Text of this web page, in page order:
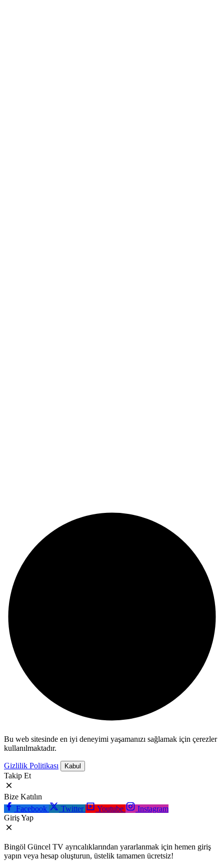
Bu web sitesinde en iyi deneyimi yaşamanızı sağlamak için çerezler
kullanılmaktadır.
Gizlilik Politikası Kabul
Takip Et
Bize Katılın
Facebook
Twitter Youtube
Instagram
Giriş Yap
Bingöl Güncel TV ayrıcalıklarından yararlanmak için hemen giriş
yapın veya hesap oluşturun, üstelik tamamen ücretsiz!